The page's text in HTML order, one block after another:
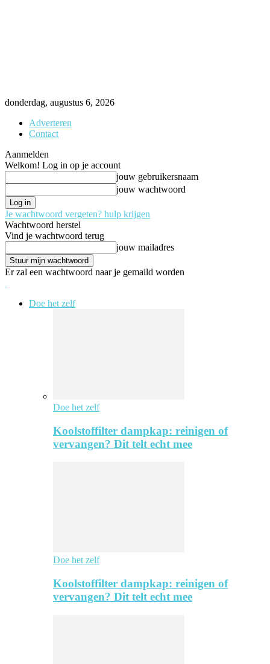
donderdag, augustus 6, 2026
Adverteren
Contact
Aanmelden
Welkom! Log in op je account
jouw gebruikersnaam
jouw wachtwoord
Je wachtwoord vergeten? hulp krijgen
Wachtwoord herstel
Vind je wachtwoord terug
jouw mailadres
Er zal een wachtwoord naar je gemaild worden
Doe het zelf
Doe het zelf
Koolstoffilter dampkap: reinigen of
vervangen? Dit telt echt mee
Doe het zelf
Koolstoffilter dampkap: reinigen of
vervangen? Dit telt echt mee